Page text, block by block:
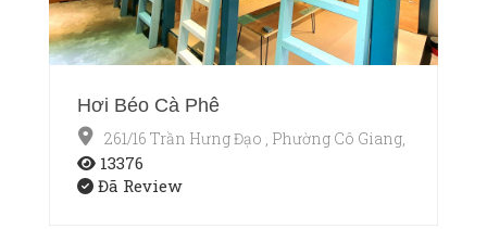
Hơi Béo Cà Phê
261/16 Trần Hưng Đạo , Phường Cô Giang, Quận 1,
13376
Đã Review